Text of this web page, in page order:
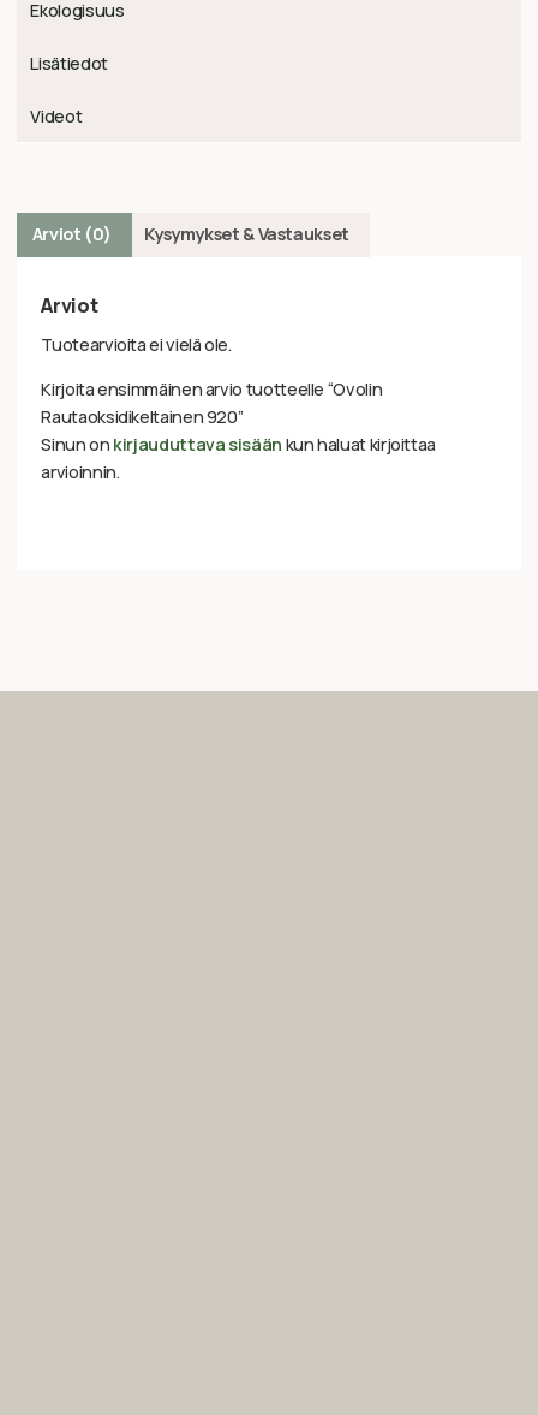
Ekologisuus
Lisätiedot
Videot
Arviot (0) Kysymykset & Vastaukset
Arviot
Tuotearvioita ei vielä ole.
Kirjoita ensimmäinen arvio tuotteelle “Ovolin
Rautaoksidikeltainen 920”
Sinun on kirjauduttava sisään kun haluat kirjoittaa
arvioinnin.